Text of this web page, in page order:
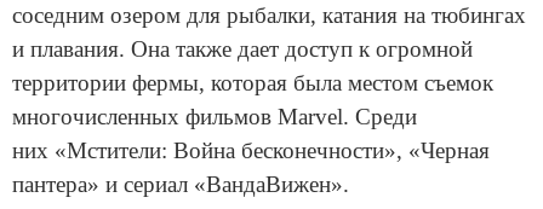
соседним озером для рыбалки, катания на тюбингах
и плавания. Она также дает доступ к огромной
территории фермы, которая была местом съемок
многочисленных фильмов Marvel. Среди
них «Мстители: Война бесконечности», «Черная
пантера» и сериал «ВандаВижен».